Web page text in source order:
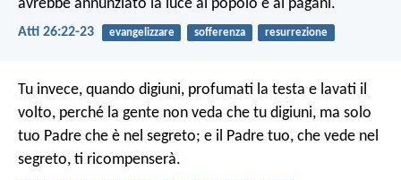
avrebbe annunziato la luce al popolo e ai pagani.
Atti 26:22-23 evangelizzare sofferenza resurrezione
Tu invece, quando digiuni, profumati la testa e lavati il
volto, perché la gente non veda che tu digiuni, ma solo
tuo Padre che è nel segreto; e il Padre tuo, che vede nel
segreto, ti ricompenserà.